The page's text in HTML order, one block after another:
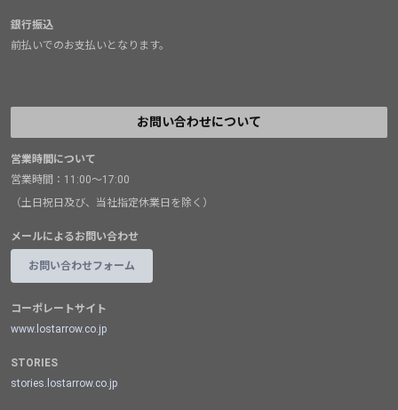
銀行振込
前払いでのお支払いとなります。
お問い合わせについて
営業時間について
営業時間：11:00～17:00
（土日祝日及び、当社指定休業日を除く）
メールによるお問い合わせ
お問い合わせフォーム
コーポレートサイト
www.lostarrow.co.jp
STORIES
stories.lostarrow.co.jp